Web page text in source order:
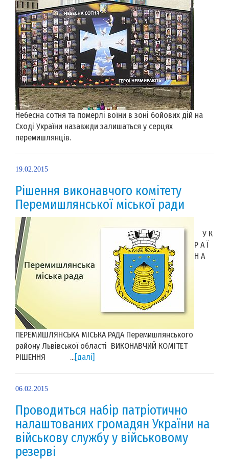
Небесна сотня та померлі воїни в зоні бойових дій на
Сході України назавжди залишаться у серцях
перемишлянців.
19.02.2015
Рішення виконавчого комітету
Перемишлянської міської ради
У К
Р А Ї
Н А
ПЕРЕМИШЛЯНСЬКА МІСЬКА РАДА Перемишлянського
району Львівської області ВИКОНАВЧИЙ КОМІТЕТ
РІШЕННЯ ...[далі]
06.02.2015
Проводиться набір патріотично
налаштованих громадян України на
військову службу у військовому
резерві